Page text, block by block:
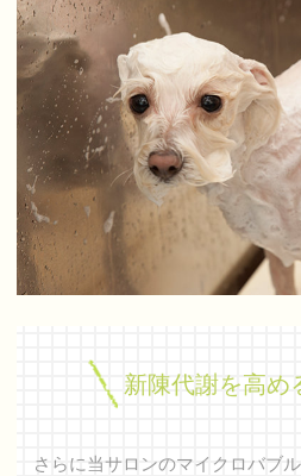
新陳代謝を高め
さらに当サロンのマイクロバブ